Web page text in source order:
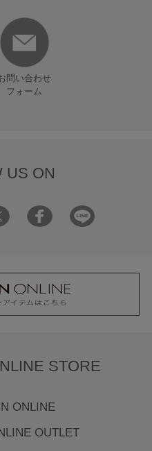
問い合わせ
フォーム
US ON
STORE
ONLINE
OUTLET